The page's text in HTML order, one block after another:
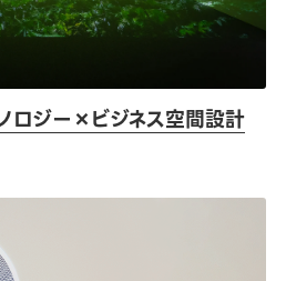
ロジー×ビジネス空間設計